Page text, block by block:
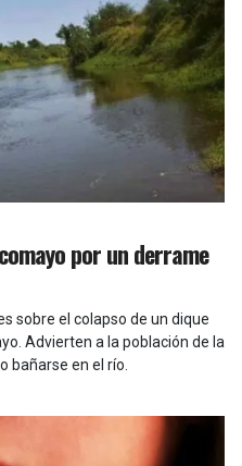
por un derrame
sobre el colapso de un dique
Advierten a la población de la
bañarse en el río.